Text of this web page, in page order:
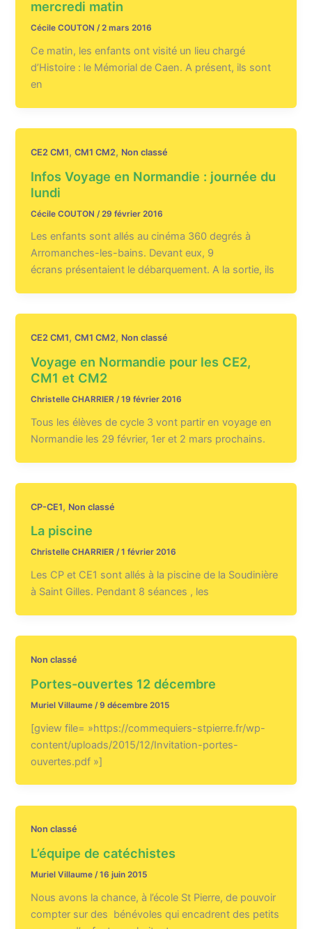
mercredi matin
Cécile COUTON/2 mars 2016
Ce matin, les enfants ont visité un lieu chargé
d’Histoire : le Mémorial de Caen. A présent, ils sont
en
CE2 CM1,CM1 CM2, Non classé
Infos Voyage en Normandie : journée du
lundi
Cécile COUTON /29 février 2016
Les enfants sont allés au cinéma 360 degrés à
Arromanches-les-bains. Devant eux, 9
écrans présentaient le débarquement. A la sortie, ils
CE2 CM1,CM1 CM2, Non classé
Voyage en Normandie pour les CE2,
CM1 et CM2
Christelle CHARRIER/19 février 2016
Tous les élèves de cycle 3 vont partir en voyage en
Normandie les 29 février, 1er et 2 mars prochains.
CP-CE1, Non classé
La piscine
Christelle CHARRIER/1 février 2016
Les CP et CE1 sont allés à la piscine de la Soudinière
à Saint Gilles. Pendant 8 séances , les
Non classé
Portes-ouvertes 12 décembre
Muriel Villaume /9 décembre 2015
[gview file= »https://commequiers-stpierre.fr/wp-
content/uploads/2015/12/Invitation-portes-
ouvertes.pdf »]
Non classé
L’équipe de catéchistes
Muriel Villaume/16 juin 2015
Nous avons la chance, à l’école St Pierre, de pouvoir
compter sur des bénévoles qui encadrent des petits